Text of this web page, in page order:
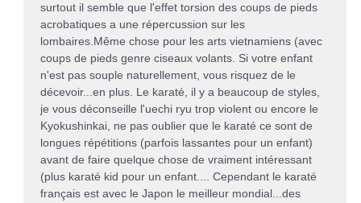
surtout il semble que l'effet torsion des coups de pieds
acrobatiques a une répercussion sur les
lombaires.Même chose pour les arts vietnamiens (avec
coups de pieds genre ciseaux volants. Si votre enfant
n'est pas souple naturellement, vous risquez de le
décevoir...en plus. Le karaté, il y a beaucoup de styles,
je vous déconseille l'uechi ryu trop violent ou encore le
Kyokushinkai, ne pas oublier que le karaté ce sont de
longues répétitions (parfois lassantes pour un enfant)
avant de faire quelque chose de vraiment intéressant
(plus karaté kid pour un enfant.... Cependant le karaté
français est avec le Japon le meilleur mondial...des